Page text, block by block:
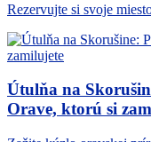
Rezervujte si svoje
Útulňa na
Orave, ktorú si